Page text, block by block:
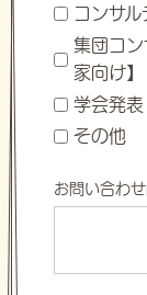
コンサル
集団コ
家向け】
学会発表
その他
お問い合わ